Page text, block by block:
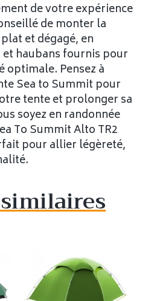
de votre expérience
de monter la
et dégagé, en
haubans fournis pour
optimale. Pensez à
Sea to Summit pour
tente et prolonger sa
soyez en randonnée
To Summit Alto TR2
pour allier légèreté,